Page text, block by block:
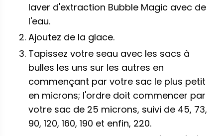
laver d'extraction Bubble Magic avec de
l'eau.
Ajoutez de la glace.
Tapissez votre seau avec les sacs à
bulles les uns sur les autres en
commençant par votre sac le plus petit
en microns; l'ordre doit commencer par
votre sac de 25 microns, suivi de 45, 73,
90, 120, 160, 190 et enfin, 220.